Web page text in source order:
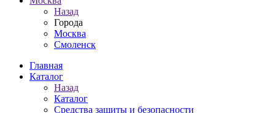
Назад
Города
Москва
Смоленск
Главная
Каталог
Назад
Каталог
Средства защиты и безопасности